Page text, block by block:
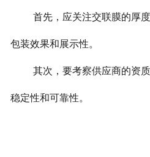
首先，应关注交联膜的厚
包装效果和展示性。
其次，要考察供应商的资
稳定性和可靠性。